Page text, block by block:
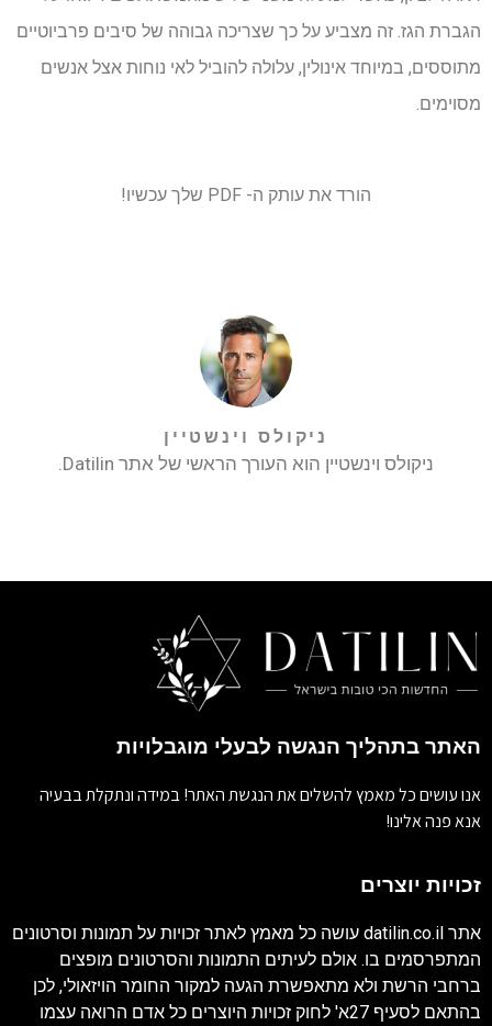
הגברת הגז. זה מצביע על כך שצריכה גבוהה של סיבים פרביוטיים
מתוססים, במיוחד אינולין, עלולה להוביל לאי נוחות אצל אנשים
מסוימים.
הורד את עותק ה- PDF שלך עכשיו!
ניקולס וינשטיין
ניקולס וינשטיין הוא העורך הראשי של אתר Datilin.
האתר בתהליך הנגשה לבעלי מוגבלויות
אנו עושים כל מאמץ להשלים את הנגשת האתר! במידה ונתקלת בבעיה
אנא פנה אלינו!
זכויות יוצרים
אתר datilin.co.il עושה כל מאמץ לאתר זכויות על תמונות וסרטונים
המתפרסמים בו. אולם לעיתים התמונות והסרטונים מופצים
ברחבי הרשת ולא מתאפשרת הגעה למקור החומר הויזאולי, לכן
בהתאם לסעיף 27א' לחוק זכויות היוצרים כל אדם הרואה עצמו